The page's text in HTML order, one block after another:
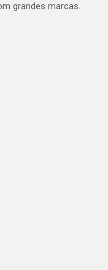
grandes marcas.